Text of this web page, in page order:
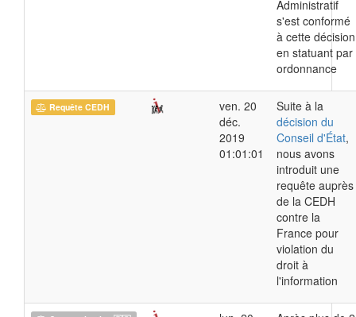
Administratif
s'est conformé
à cette décision
en statuant par
ordonnance
Requête CEDH
ven. 20
déc.
2019
01:01:01
Suite à la
décision du
Conseil d'État,
nous avons
introduit une
requête auprès
de la CEDH
contre la
France pour
violation du
droit à
l'information